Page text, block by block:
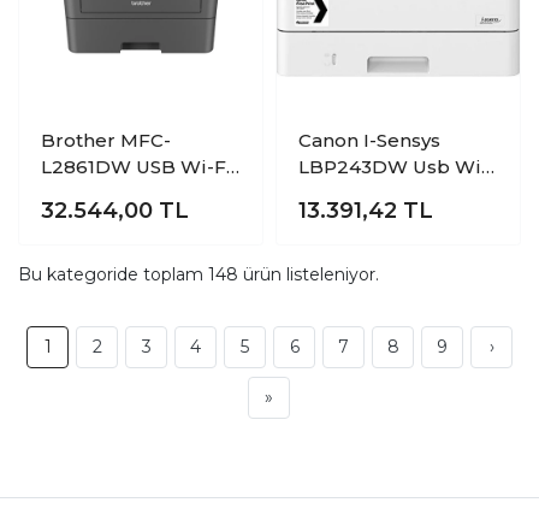
Brother MFC-
L2861DW USB Wi-Fİ
Fonksiyonlu Lazer
32.544,00 TL
Canon I-Sensys
LBP243DW Usb Wi-
Yazıcı
13.391,42 TL
Bu kategoride toplam 148 ürün listeleniyor.
1 2 3 4 5 6 7 8 9 ›
»